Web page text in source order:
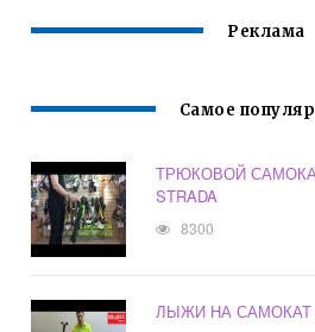
Реклама
Самое
ТРЮКОВОЙ
STRADA
8300
ЛЫЖИ НА САМОКАТ